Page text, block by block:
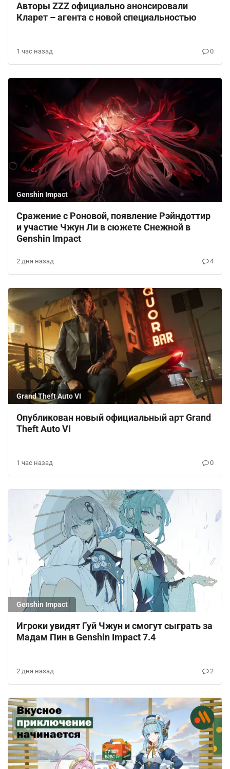
Авторы ZZZ официально анонсировали
Кларет – агента с новой специальностью
1 час назад 0
Genshin Impact
Сражение с Роновой, появление Рэйндоттир
и участие Чжун Ли в сюжете Снежной в
Genshin Impact
2 дня назад 4
Grand Theft Auto VI
Опубликован новый официальный арт Grand
Theft Auto VI
1 час назад 0
Genshin Impact
Игроки увидят Гуй Чжун и смогут сыграть за
Мадам Пин в Genshin Impact 7.4
2 дня назад 2